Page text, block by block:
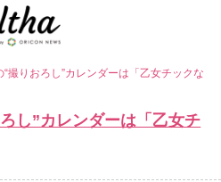
撮りおろし”カレンダーは「乙女チックな
し”カレンダーは「乙女チ